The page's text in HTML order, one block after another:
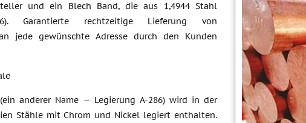
und ein Blech Band, die aus 1,4944 Stahl
Garantierte rechtzeitige Lieferung von
jede gewünschte Adresse durch den Kunden
anderer Name — Legierung A-286) wird in der
Stähle mit Chrom und Nickel legiert enthalten.